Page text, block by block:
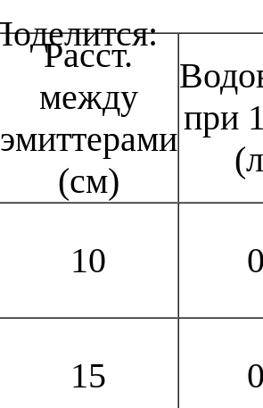
Расст.
между
эмиттерами
(см)
при
10
15